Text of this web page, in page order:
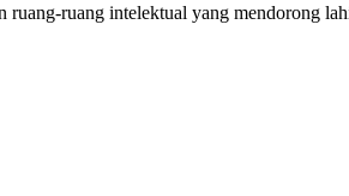
ruang intelektual yang mendorong